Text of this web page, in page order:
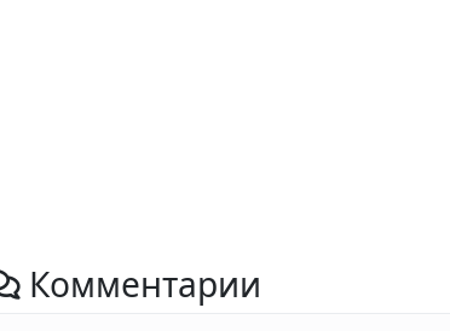
Комментарии